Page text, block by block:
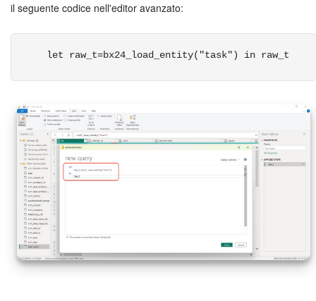
il seguente codice nell'editor avanzato:
let raw_t=bx24_load_entity("task") in raw_t